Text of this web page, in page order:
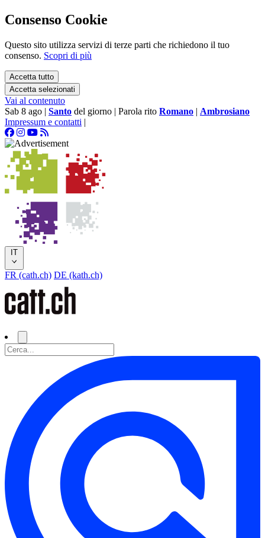
Consenso Cookie
Questo sito utilizza servizi di terze parti che richiedono il tuo
consenso. Scopri di più
Accetta tutto
Accetta selezionati
Vai al contenuto
Sab 8 ago | Santo del giorno | Parola rito Romano | Ambrosiano
Impressum e contatti |
IT
FR (cath.ch) DE (kath.ch)